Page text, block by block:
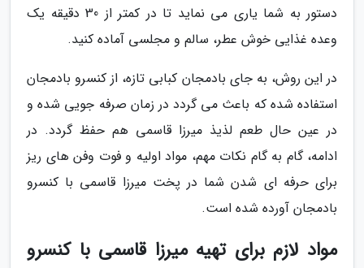
دستور به شما یاری می نماید تا در کمتر از 30 دقیقه یک
وعده غذایی خوش عطر، سالم و مجلسی آماده کنید.
در این روش، به جای بادمجان کبابی تازه، از کنسرو بادمجان
استفاده شده که باعث می گردد در زمان صرفه جویی شده و
در عین حال طعم لذیذ میرزا قاسمی هم حفظ گردد. در
ادامه، گام به گام نکات مهم، مواد اولیه و فوت وفن های ریز
برای حرفه ای شدن شما در پخت میرزا قاسمی با کنسرو
بادمجان آورده شده است.
مواد لازم برای تهیه میرزا قاسمی با کنسرو